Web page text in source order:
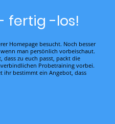
fertig -los!
Homepage besucht. Noch besser
man persönlich vorbeischaut.
zu euch passt, packt die
Probetraining vorbei.
ihr bestimmt ein Angebot, dass